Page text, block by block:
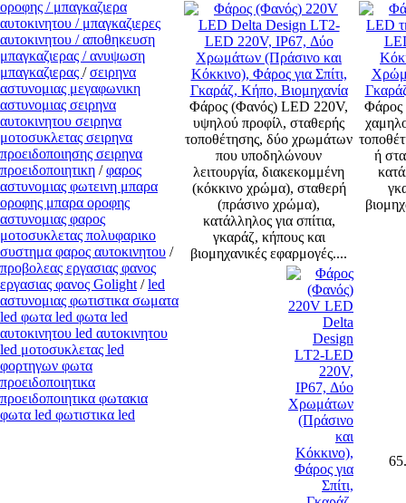
οροφης / μπαγκαζιερα
αυτοκινητου / μπαγκαζιερες
αυτοκινητου / αποθηκευση
μπαγκαζιερας / ανυψωση
μπαγκαζιερας /σειρηνα
αστυνομιας μεγαφωνικη
αστυνομιας σειρηνα
αυτοκινητου σειρηνα
μοτοσυκλετας σειρηνα
προειδοποιησης σειρηνα
προειδοποιητικη /φαρος
αστυνομιας φωτεινη μπαρα
οροφης μπαρα οροφης
αστυνομιας φαρος
μοτοσυκλετας πολυφαρικο
συστημα φαρος αυτοκινητου /
προβολεας εργασιας φανος
εργασιας φανος Golight /led
αστυνομιας φωτιστικα σωματα
led φωτα led φωτα led
αυτοκινητου led αυτοκινητου
led μοτοσυκλετας led
φορτηγων φωτα
προειδοποιητικα
προειδοποιητικα φωτακια
φωτα led φωτιστικα led
Φάρος (Φανός) LED 220V,
υψηλού προφίλ, σταθερής
τοποθέτησης, δύο χρωμάτων
που υποδηλώνουν
λειτουργία, διακεκομμένη
(κόκκινο χρώμα), σταθερή
(πράσινο χρώμα),
κατάλληλος για σπίτια,
γκαράζ, κήπους και
βιομηχανικές εφαρμογές....
Φάρος
ή